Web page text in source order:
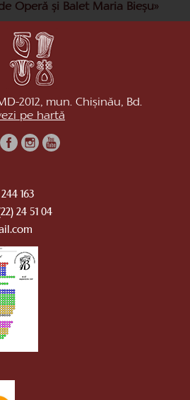
Operă și Balet Maria Bieșu»
2012, mun. Chișinău, Bd.
pe hartă
163
24 51 04